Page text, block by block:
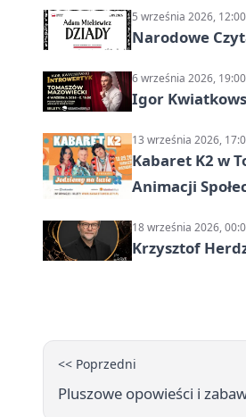
5 września 2026, 12:00
Narodowe
6 września 2026, 19:00
Igor
13 września 2026,
Kabaret K2 w
Animacji
18 września 2026,
Krzysztof
<< Poprzedni
Pluszowe opowieści i